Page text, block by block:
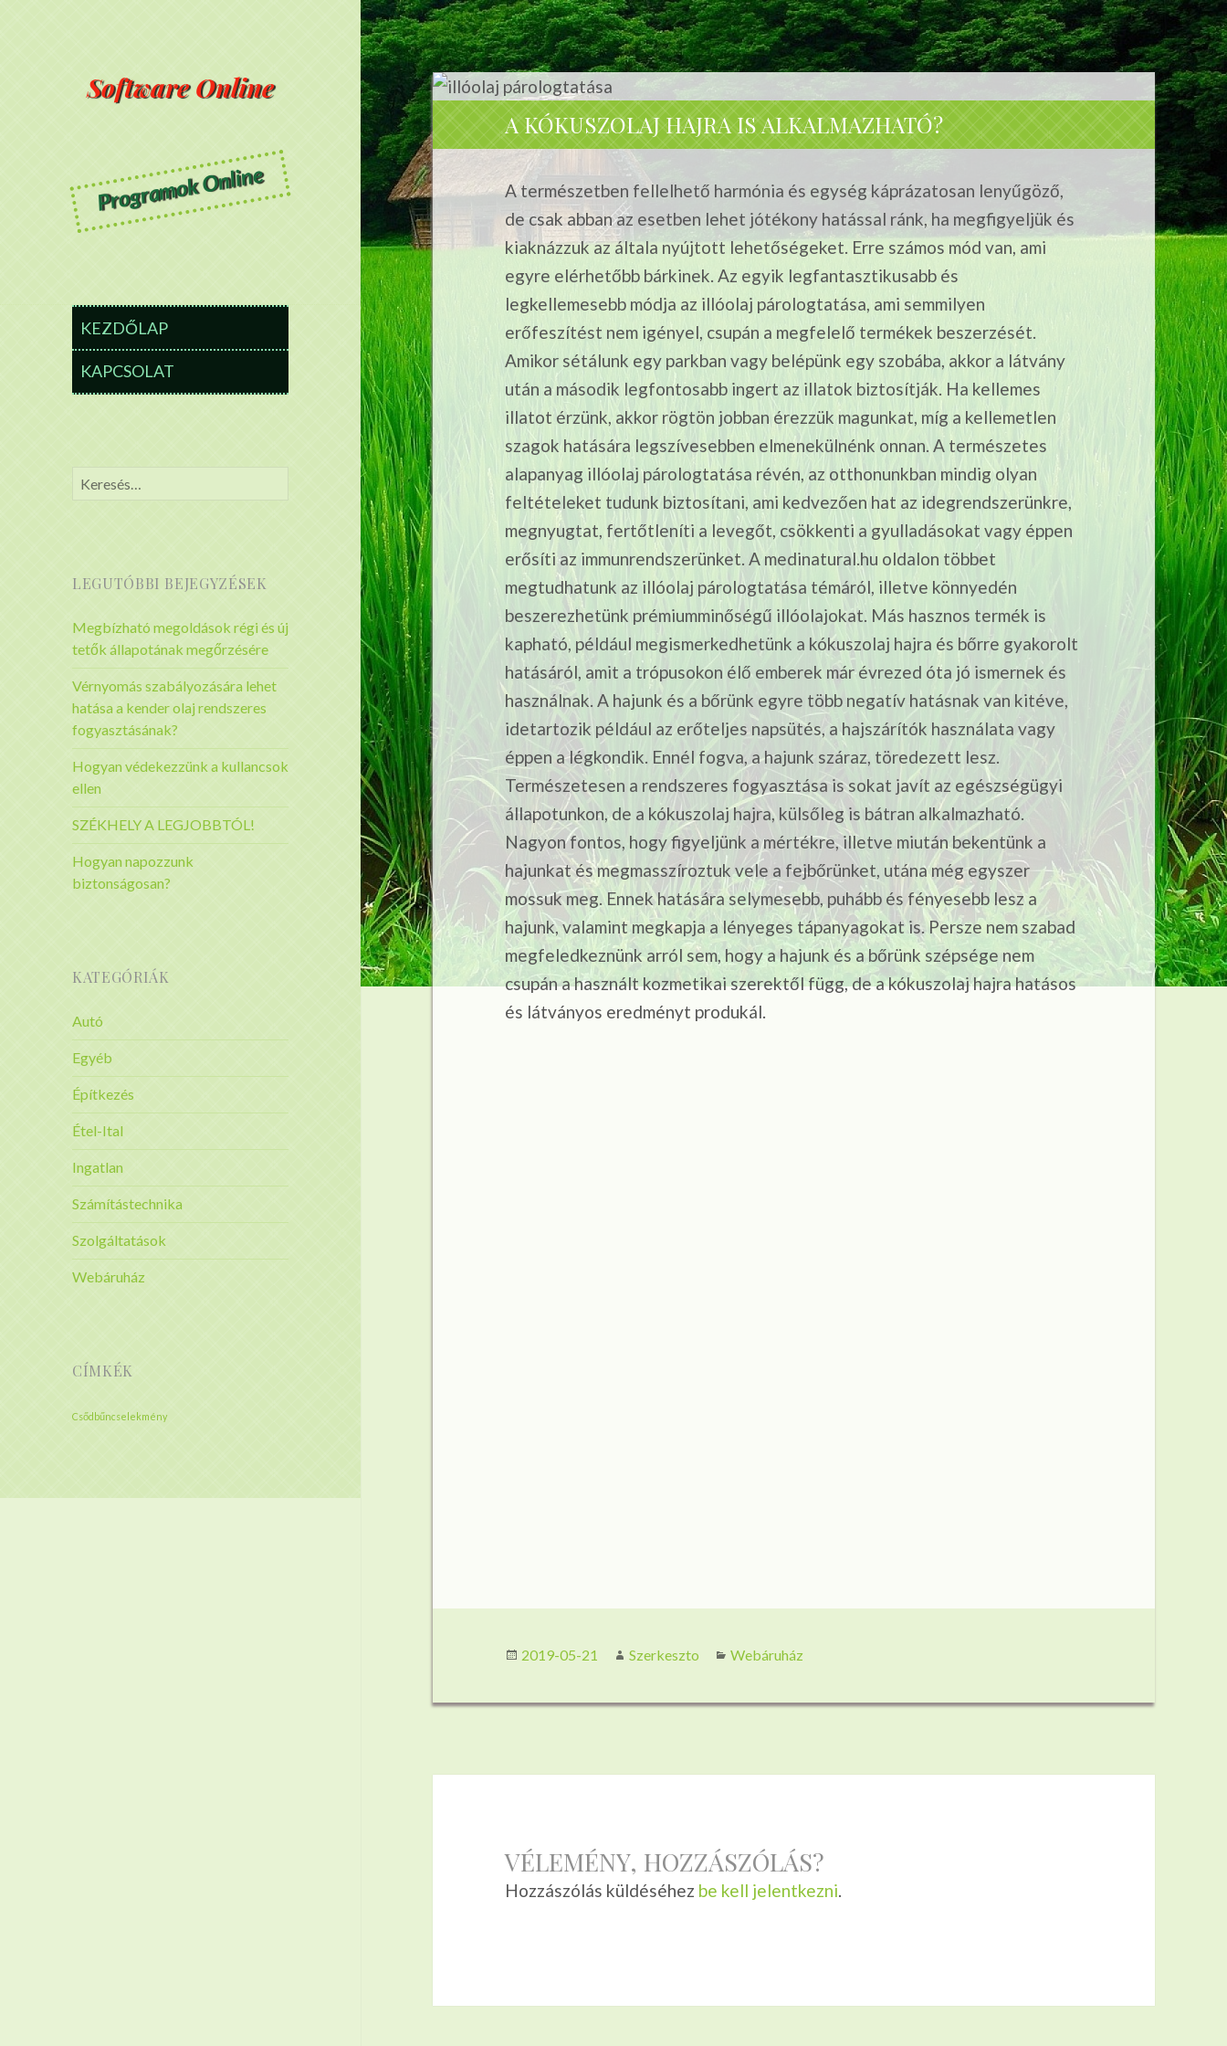
Software Online
Programok Online
KEZDŐLAP
KAPCSOLAT
Keresés:
LEGUTÓBBI BEJEGYZÉSEK
Megbízható megoldások régi és új
tetők állapotának megőrzésére
Vérnyomás szabályozására lehet
hatása a kender olaj rendszeres
fogyasztásának?
Hogyan védekezzünk a kullancsok
ellen
SZÉKHELY A LEGJOBBTÓL!
Hogyan napozzunk
biztonságosan?
KATEGÓRIÁK
Autó
Egyéb
Építkezés
Étel-Ital
Ingatlan
Számítástechnika
Szolgáltatások
Webáruház
CÍMKÉK
Csődbűncselekmény
A KÓKUSZOLAJ HAJRA IS ALKALMAZHATÓ?
A természetben fellelhető harmónia és egység káprázatosan lenyűgöző,
de csak abban az esetben lehet jótékony hatással ránk, ha megfigyeljük és
kiaknázzuk az általa nyújtott lehetőségeket. Erre számos mód van, ami
egyre elérhetőbb bárkinek. Az egyik legfantasztikusabb és
legkellemesebb módja az illóolaj párologtatása, ami semmilyen
erőfeszítést nem igényel, csupán a megfelelő termékek beszerzését.
Amikor sétálunk egy parkban vagy belépünk egy szobába, akkor a látvány
után a második legfontosabb ingert az illatok biztosítják. Ha kellemes
illatot érzünk, akkor rögtön jobban érezzük magunkat, míg a kellemetlen
szagok hatására legszívesebben elmenekülnénk onnan. A természetes
alapanyag illóolaj párologtatása révén, az otthonunkban mindig olyan
feltételeket tudunk biztosítani, ami kedvezően hat az idegrendszerünkre,
megnyugtat, fertőtleníti a levegőt, csökkenti a gyulladásokat vagy éppen
erősíti az immunrendszerünket. A medinatural.hu oldalon többet
megtudhatunk az illóolaj párologtatása témáról, illetve könnyedén
beszerezhetünk prémiumminőségű illóolajokat. Más hasznos termék is
kapható, például megismerkedhetünk a kókuszolaj hajra és bőrre gyakorolt
hatásáról, amit a trópusokon élő emberek már évrezed óta jó ismernek és
használnak. A hajunk és a bőrünk egyre több negatív hatásnak van kitéve,
idetartozik például az erőteljes napsütés, a hajszárítók használata vagy
éppen a légkondik. Ennél fogva, a hajunk száraz, töredezett lesz.
Természetesen a rendszeres fogyasztása is sokat javít az egészségügyi
állapotunkon, de a kókuszolaj hajra, külsőleg is bátran alkalmazható.
Nagyon fontos, hogy figyeljünk a mértékre, illetve miután bekentünk a
hajunkat és megmasszíroztuk vele a fejbőrünket, utána még egyszer
mossuk meg. Ennek hatására selymesebb, puhább és fényesebb lesz a
hajunk, valamint megkapja a lényeges tápanyagokat is. Persze nem szabad
megfeledkeznünk arról sem, hogy a hajunk és a bőrünk szépsége nem
csupán a használt kozmetikai szerektől függ, de a kókuszolaj hajra hatásos
és látványos eredményt produkál.
Közzétéve
2019-05-21 Szerző
Szerkeszto Kategória
Webáruház
VÉLEMÉNY, HOZZÁSZÓLÁS?
Hozzászólás küldéséhez be kell jelentkezni.